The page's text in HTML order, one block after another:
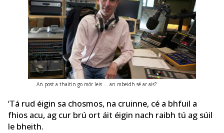
An post a thaitin go mór leis … an mbeidh sé ar ais?
‘Tá rud éigin sa chosmos, na cruinne, cé a bhfuil a
fhios acu, ag cur brú ort áit éigin nach raibh tú ag súil
le bheith.